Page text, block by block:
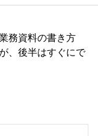
務資料の書き方
、後半はすぐにで